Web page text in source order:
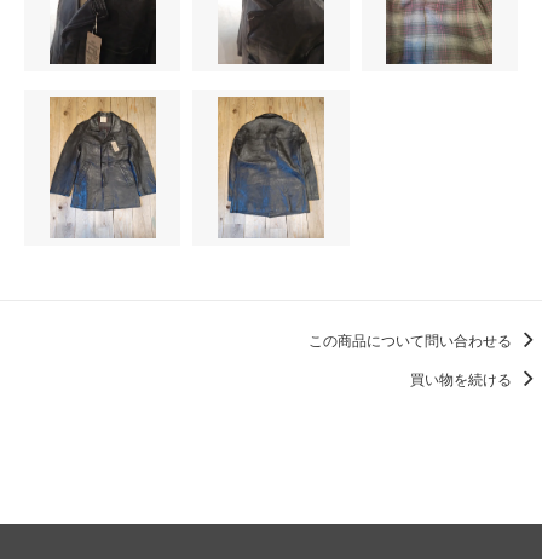
この商品について問い合わせる
買い物を続ける